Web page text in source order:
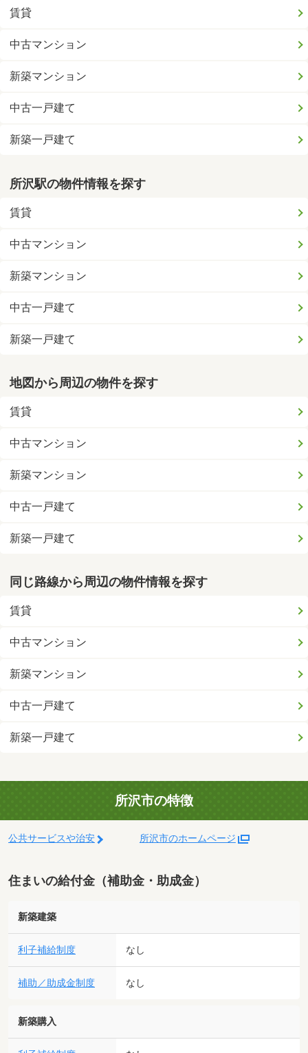
賃貸
中古マンション
新築マンション
中古一戸建て
新築一戸建て
所沢駅の物件情報を探す
賃貸
中古マンション
新築マンション
中古一戸建て
新築一戸建て
地図から周辺の物件を探す
賃貸
中古マンション
新築マンション
中古一戸建て
新築一戸建て
同じ路線から周辺の物件情報を探す
賃貸
中古マンション
新築マンション
中古一戸建て
新築一戸建て
所沢市の特徴
公共サービスや治安 所沢市のホームページ
住まいの給付金（補助金・助成金）
新築建築
利子補給制度 なし
補助／助成金制度 なし
新築購入